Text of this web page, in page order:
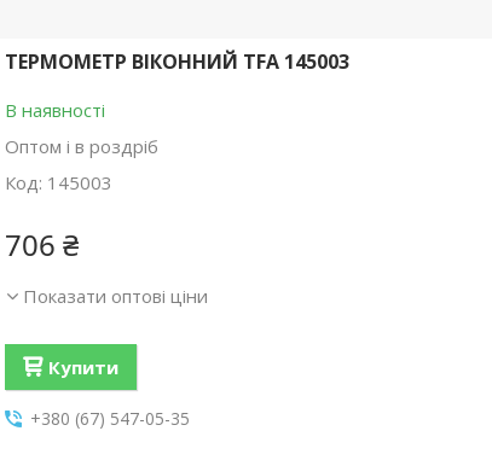
ТЕРМОМЕТР ВІКОННИЙ TFA 145003
В наявності
Оптом і в роздріб
Код: 145003
706 ₴
Показати оптові ціни
Купити
+380 (67) 547-05-35